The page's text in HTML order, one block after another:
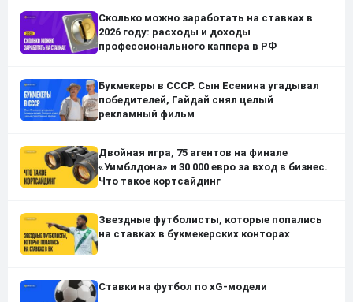
Сколько можно заработать на ставках в
2026 году: расходы и доходы
профессионального каппера в РФ
Букмекеры в СССР. Сын Есенина угадывал
победителей, Гайдай снял целый
рекламный фильм
Двойная игра, 75 агентов на финале
«Уимблдона» и 30 000 евро за вход в бизнес.
Что такое кортсайдинг
Звездные футболисты, которые попались
на ставках в букмекерских конторах
Ставки на футбол по xG-модели